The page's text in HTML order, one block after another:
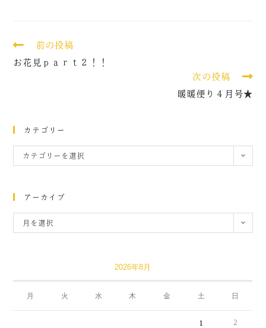
前の投稿
お花見ｐａｒｔ２！！
次の投稿
暖暖便り４月号★
カテゴリー
カテゴリーを選択
アーカイブ
月を選択
2026年8月
月 火 水 木 金 土 日
1 2